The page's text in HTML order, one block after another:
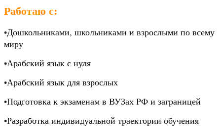
Работаю с:
•Дошкольниками, школьниками и взрослыми по всему
миру
•Арабский язык с нуля
•Арабский язык для взрослых
•Подготовка к экзаменам в ВУЗах РФ и заграницей
•Разработка индивидуальной траектории обучения